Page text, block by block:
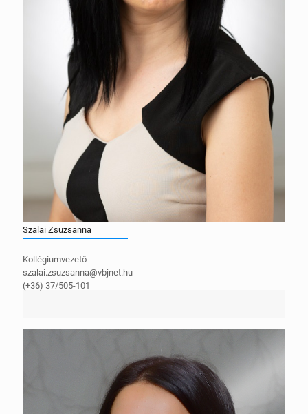
Szalai Zsuzsanna
Kollégiumvezető
szalai.zsuzsanna@vbjnet.hu
(+36) 37/505-101